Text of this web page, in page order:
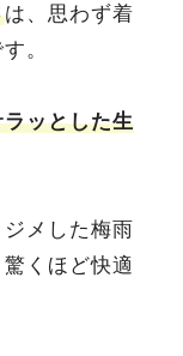
は、思わず着
。
ッとした生
メした梅雨
くほど快適